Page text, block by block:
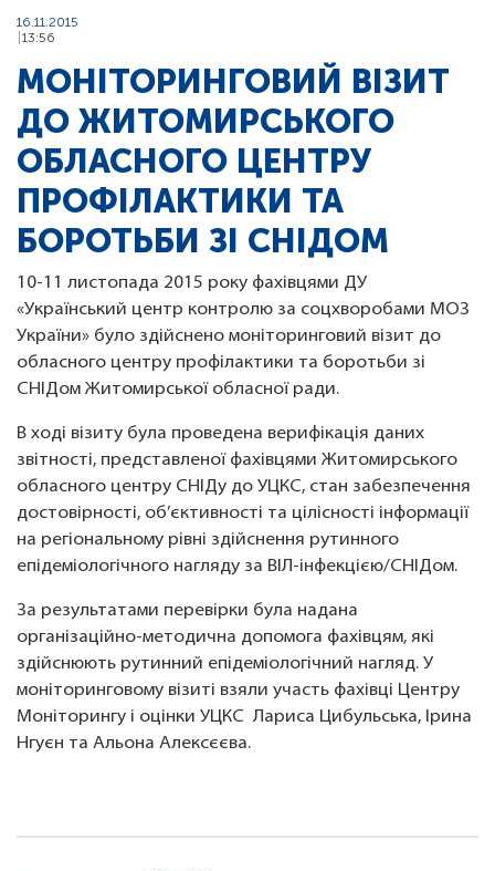
16.11.2015
13:56
МОНІТОРИНГОВИЙ ВІЗИТ
ДО ЖИТОМИРСЬКОГО
ОБЛАСНОГО ЦЕНТРУ
ПРОФІЛАКТИКИ ТА
БОРОТЬБИ ЗІ СНІДОМ
10-11 листопада 2015 року фахівцями ДУ
«Український центр контролю за соцхворобами МОЗ
України» було здійснено моніторинговий візит до
обласного центру профілактики та боротьби зі
СНІДом Житомирської обласної ради.
В ході візиту була проведена верифікація даних
звітності, представленої фахівцями Житомирського
обласного центру СНІДу до УЦКС, стан забезпечення
достовірності, об’єктивності та цілісності інформації
на регіональному рівні здійснення рутинного
епідеміологічного нагляду за ВІЛ-інфекцією/СНІДом.
За результатами перевірки була надана
організаційно-методична допомога фахівцям, які
здійснюють рутинний епідеміологічний нагляд. У
моніторинговому візиті взяли участь фахівці Центру
Моніторингу і оцінки УЦКС Лариса Цибульська, Ірина
Нгуєн та Альона Алексєєва.